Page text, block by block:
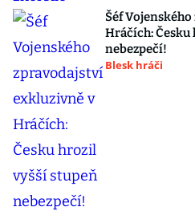
Šéf
Hráčích:
nebezpečí!
Blesk hráči